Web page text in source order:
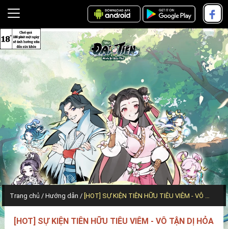
Trang chủ Hướng dẫn
[HOT] SỰ KIỆN TIÊN HỮU TIÊU VIÊM - VÔ TẬN DỊ HỎA